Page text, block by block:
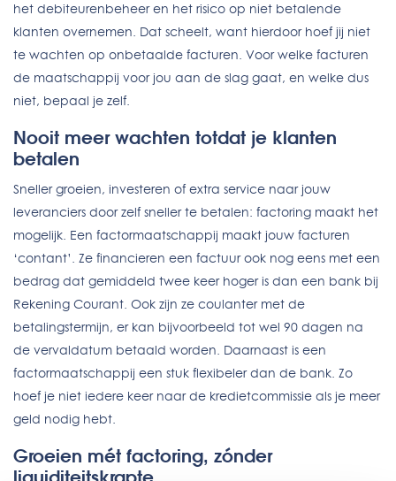
het debiteurenbeheer en het risico op niet betalende
klanten overnemen. Dat scheelt, want hierdoor hoef jij niet
te wachten op onbetaalde facturen. Voor welke facturen
de maatschappij voor jou aan de slag gaat, en welke dus
niet, bepaal je zelf.
Nooit meer wachten totdat je klanten
betalen
Sneller groeien, investeren of extra service naar jouw
leveranciers door zelf sneller te betalen: factoring maakt het
mogelijk. Een factormaatschappij maakt jouw facturen
‘contant’. Ze financieren een factuur ook nog eens met een
bedrag dat gemiddeld twee keer hoger is dan een bank bij
Rekening Courant. Ook zijn ze coulanter met de
betalingstermijn, er kan bijvoorbeeld tot wel 90 dagen na
de vervaldatum betaald worden. Daarnaast is een
factormaatschappij een stuk flexibeler dan de bank. Zo
hoef je niet iedere keer naar de kredietcommissie als je meer
geld nodig hebt.
Groeien mét factoring, zónder